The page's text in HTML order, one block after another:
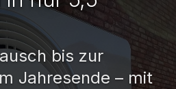
bis zur
Jahresende – mit